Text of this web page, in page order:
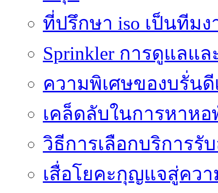
ที่ปรึกษา iso เป็นทีม
Sprinkler การดูแลแ
ความพิเศษของบรั่นดี
เคล็ดลับในการหาหอ
วิธีการเลือกบริการรั
เสื่อโยคะกุญแจสู่คว